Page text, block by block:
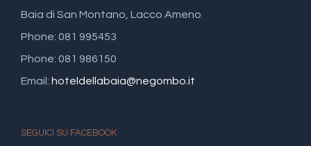
Baia di San Montano, Lacco Ameno
Phone: 081 995453
Phone: 081 986150
Email: hoteldellabaia@negombo.it
SEGUICI SU FACEBOOK